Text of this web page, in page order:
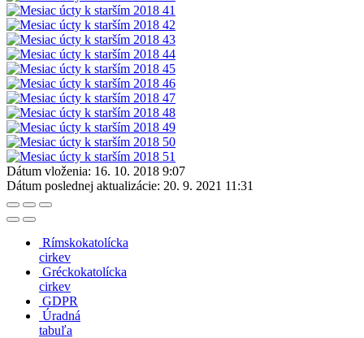
Dátum vloženia: 16. 10. 2018 9:07
Dátum poslednej aktualizácie: 20. 9. 2021 11:31
Rímskokatolícka
cirkev
Gréckokatolícka
cirkev
GDPR
Úradná
tabuľa